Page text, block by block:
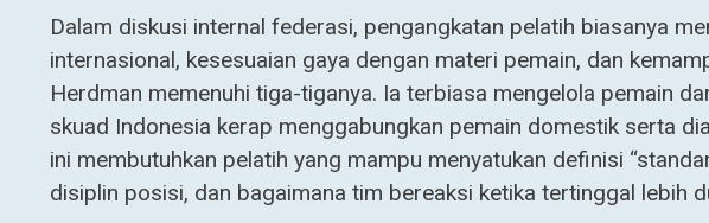
Dalam diskusi internal federasi, pengangkatan pelatih biasanya
internasional, kesesuaian gaya dengan materi pemain, dan
Herdman memenuhi tiga-tiganya. Ia terbiasa mengelola pemain
skuad Indonesia kerap menggabungkan pemain domestik serta
ini membutuhkan pelatih yang mampu menyatukan definisi
disiplin posisi, dan bagaimana tim bereaksi ketika tertinggal lebih